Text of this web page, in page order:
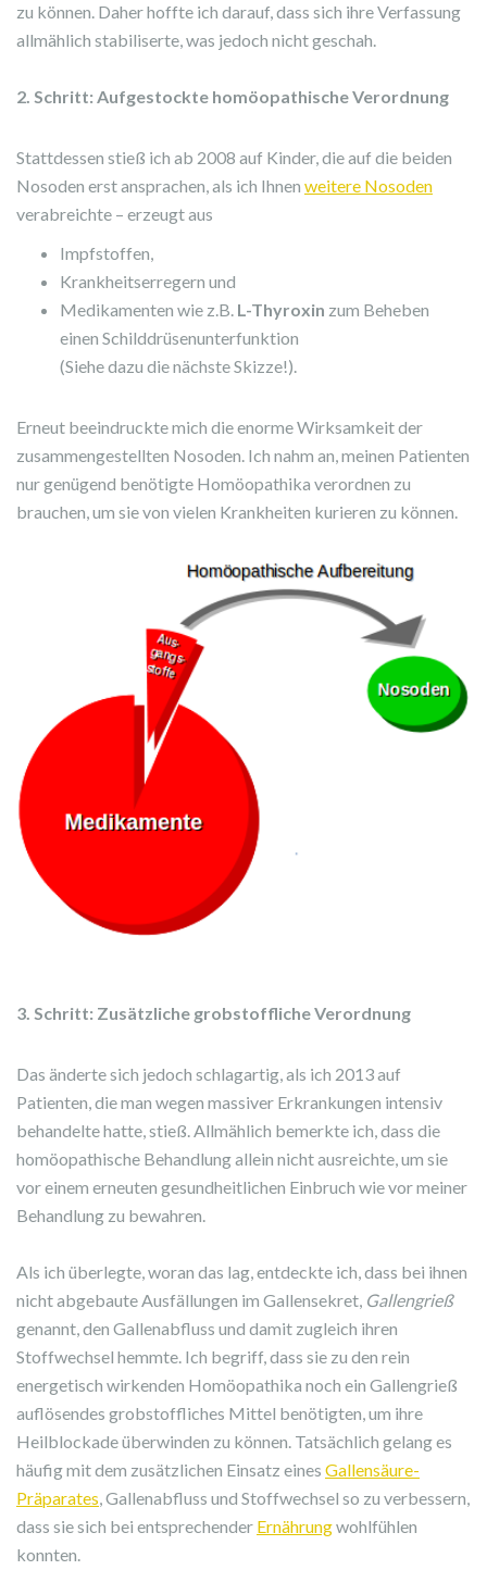
zu können. Daher hoffte ich darauf, dass sich ihre Verfassung
allmählich stabiliserte, was jedoch nicht geschah.
2. Schritt: Aufgestockte homöopathische Verordnung
Stattdessen stieß ich ab 2008 auf Kinder, die auf die beiden
Nosoden erst ansprachen, als ich Ihnen weitere Nosoden
verabreichte – erzeugt aus
Impfstoffen,
Krankheitserregern und
Medikamenten wie z.B. L-Thyroxin zum Beheben
einen Schilddrüsenunterfunktion
(Siehe dazu die nächste Skizze!).
Erneut beeindruckte mich die enorme Wirksamkeit der
zusammengestellten Nosoden. Ich nahm an, meinen Patienten
nur genügend benötigte Homöopathika verordnen zu
brauchen, um sie von vielen Krankheiten kurieren zu können.
3. Schritt: Zusätzliche grobstoffliche Verordnung
Das änderte sich jedoch schlagartig, als ich 2013 auf
Patienten, die man wegen massiver Erkrankungen intensiv
behandelte hatte, stieß. Allmählich bemerkte ich, dass die
homöopathische Behandlung allein nicht ausreichte, um sie
vor einem erneuten gesundheitlichen Einbruch wie vor meiner
Behandlung zu bewahren.
Als ich überlegte, woran das lag, entdeckte ich, dass bei ihnen
nicht abgebaute Ausfällungen im Gallensekret, Gallengrieß
genannt, den Gallenabfluss und damit zugleich ihren
Stoffwechsel hemmte. Ich begriff, dass sie zu den rein
energetisch wirkenden Homöopathika noch ein Gallengrieß
auflösendes grobstoffliches Mittel benötigten, um ihre
Heilblockade überwinden zu können. Tatsächlich gelang es
häufig mit dem zusätzlichen Einsatz eines Gallensäure-
Präparates, Gallenabfluss und Stoffwechsel so zu verbessern,
dass sie sich bei entsprechender Ernährungwohlfühlen
konnten.